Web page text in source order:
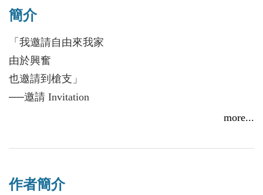
簡介
「我邀請自由來我家
由於興奮
也邀請到槍支」
──邀請 Invitation
情感豐沛的詩句，讓我們能有機會接觸平時陌生的國
more...
作者簡介